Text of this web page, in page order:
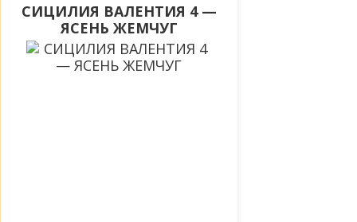
СИЦИЛИЯ ВАЛЕНТИЯ 4 —
ЯСЕНЬ ЖЕМЧУГ